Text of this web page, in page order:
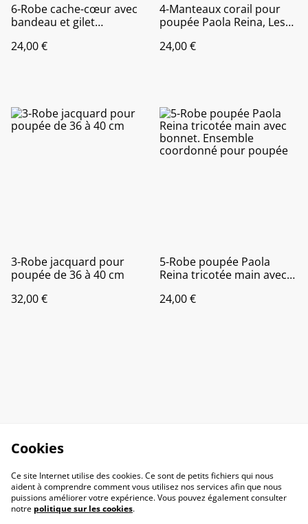
6-Robe cache-cœur avec
bandeau et gilet
Paola Reina, les chéries de
24,00 €
4-Manteaux corail pour
poupée Paola Reina, Les
Darling,Mini Maru,
24,00 €
3-Robe jacquard pour
poupée de 36 à 40 cm
32,00 €
5-Robe poupée Paola
Reina tricotée main avec
coordonné pour poupée
24,00 €
Cookies
Ce site Internet utilise des cookies. Ce sont de petits fichiers qui nous
aident à comprendre comment vous utilisez nos services afin que nous
puissions améliorer votre expérience. Vous pouvez également consulter
notre politique sur les cookies.